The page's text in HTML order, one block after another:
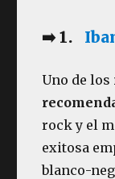
➡️ 1.
Uno de los
rock y el
exitosa
blanco-